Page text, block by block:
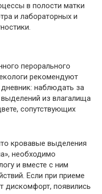
в полости матки
и лабораторных и
перорального
рекомендуют
наблюдать за
из влагалища
сопутствующих
кровавые выделения
необходимо
и вместе с ним
Если при приеме
дискомфорт, появились